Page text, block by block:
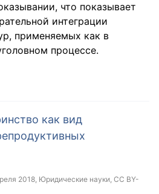
что показывает
интеграции
применяемых как в
процессе.
как вид
2018, Юридические науки, CC BY-